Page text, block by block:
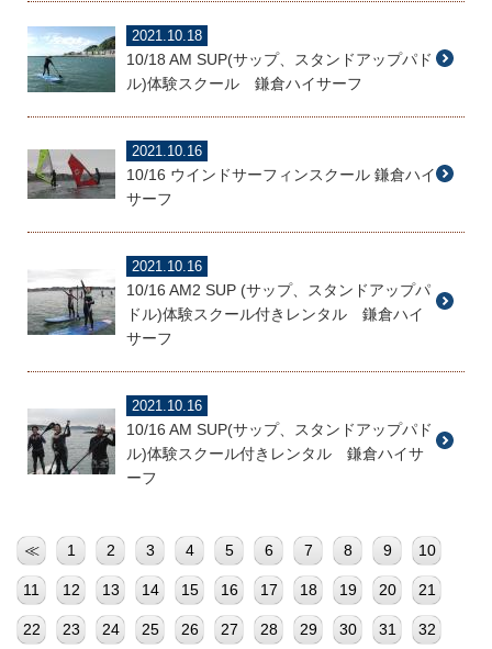
2021.10.18
10/18 AM SUP(サップ、スタンドアップパド
ル)体験スクール 鎌倉ハイサーフ
2021.10.16
10/16 ウインドサーフィンスクール 鎌倉ハイ
サーフ
2021.10.16
10/16 AM2 SUP (サップ、スタンドアップパ
ドル)体験スクール付きレンタル 鎌倉ハイ
サーフ
2021.10.16
10/16 AM SUP(サップ、スタンドアップパド
ル)体験スクール付きレンタル 鎌倉ハイサ
ーフ
≪ 1 2 3 4 5 6 7 8 9 10
11 12 13 14 15 16 17 18 19 20 21
22 23 24 25 26 27 28 29 30 31 32